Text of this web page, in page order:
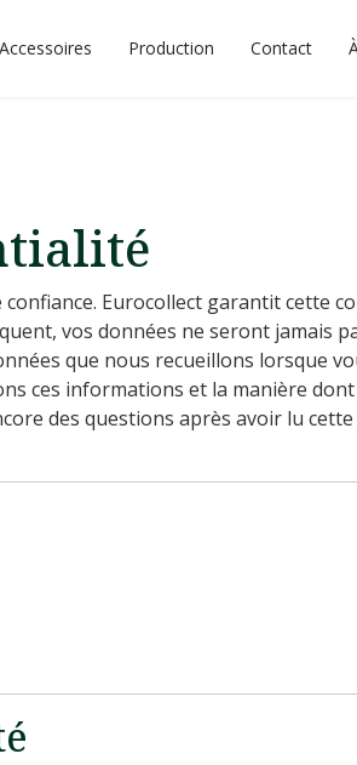
Accessoires Production Contact
Eurocollect garantit cette
vos données ne seront jamais
que nous recueillons lorsque
ces informations et la manière
des questions après avoir lu